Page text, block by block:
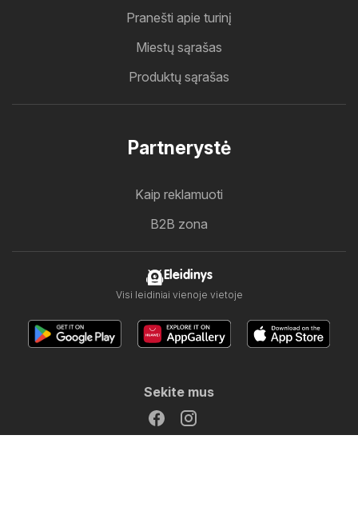
Pranešti apie turinį
Miestų sąrašas
Produktų sąrašas
Partnerystė
Kaip reklamuoti
B2B zona
Eleidinys
Visi leidiniai vienoje vietoje
Sekite mus